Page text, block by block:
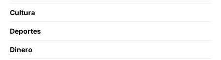
Cultura
Deportes
Dinero